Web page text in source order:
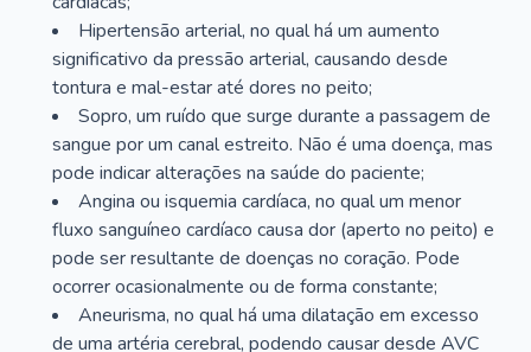
Hipertensão arterial, no qual há um aumento
significativo da pressão arterial, causando desde
tontura e mal-estar até dores no peito;
Sopro, um ruído que surge durante a passagem de
sangue por um canal estreito. Não é uma doença, mas
pode indicar alterações na saúde do paciente;
Angina ou isquemia cardíaca, no qual um menor
fluxo sanguíneo cardíaco causa dor (aperto no peito) e
pode ser resultante de doenças no coração. Pode
ocorrer ocasionalmente ou de forma constante;
Aneurisma, no qual há uma dilatação em excesso
de uma artéria cerebral, podendo causar desde AVC